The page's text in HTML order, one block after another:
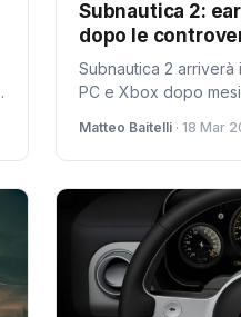
Subnautica 2:
dopo le
Subnautica 2 arriverà
PC e Xbox dopo
sui radar
Matteo Baitelli · 18 Mar